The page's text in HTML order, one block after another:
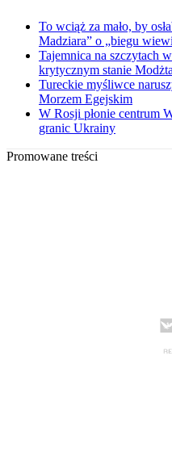
To wciąż za mało, by
Madziara” o „biegu
Tajemnica na szczytach
krytycznym stanie
Tureckie myśliwce
Morzem Egejskim
W Rosji płonie centrum
granic Ukrainy
Promowane treści